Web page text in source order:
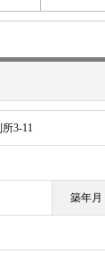
3-11
築年月